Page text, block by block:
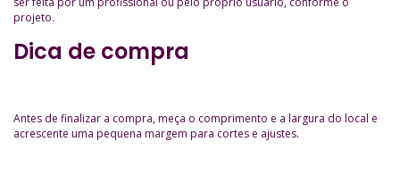
projeto.
Dica de compra
Antes de finalizar a compra, meça o comprimento e a largura do local e
acrescente uma pequena margem para cortes e ajustes.